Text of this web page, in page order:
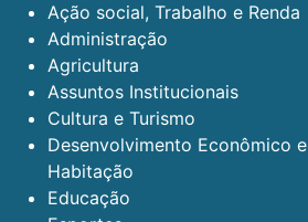
Ação social, Trabalho e Renda
Administração
Agricultura
Assuntos Institucionais
Cultura e Turismo
Desenvolvimento Econômico e
Habitação
Educação